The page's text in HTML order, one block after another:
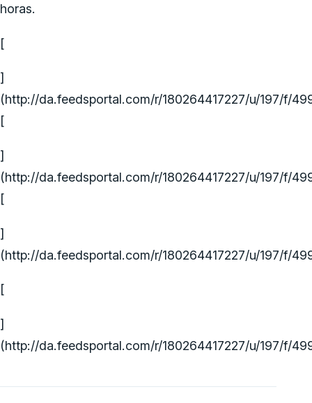
horas.
[
]
(http://da.feedsportal.com/r/180264417227/u/197/f/
[
]
(http://da.feedsportal.com/r/180264417227/u/197/f/
[
]
(http://da.feedsportal.com/r/180264417227/u/197/f/
[
]
(http://da.feedsportal.com/r/180264417227/u/197/f/